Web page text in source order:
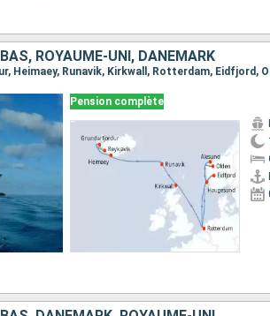
ROYAUME-UNI, DANEMARK
Pension complète